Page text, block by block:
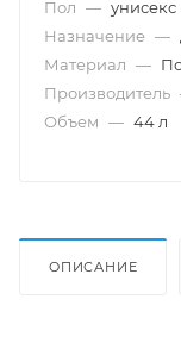
Пол — унисекс
Назначение —
Материал —
Производитель
Объем — 44 л
ОПИСАНИЕ